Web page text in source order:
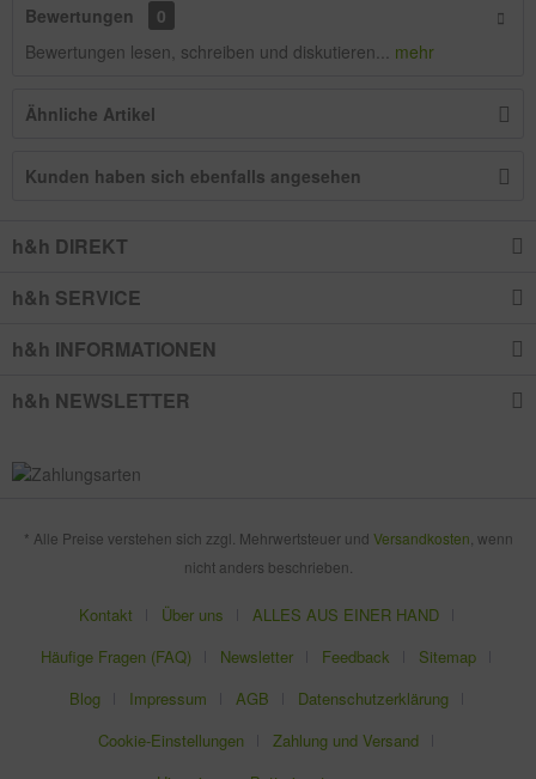
Bewertungen
0
Bewertungen lesen, schreiben und diskutieren... mehr
Ähnliche Artikel
Kunden haben sich ebenfalls angesehen
h&h DIREKT
h&h SERVICE
h&h INFORMATIONEN
h&h NEWSLETTER
* Alle Preise verstehen sich zzgl. Mehrwertsteuer und Versandkosten , wenn
nicht anders beschrieben.
Kontakt Über uns
ALLES AUS EINER HAND
Häufige Fragen (FAQ)
Newsletter Feedback
Sitemap
Blog
Impressum AGB
Datenschutzerklärung
Cookie-Einstellungen
Zahlung und Versand